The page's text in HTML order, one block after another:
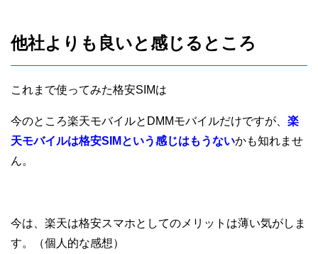
他社よりも良いと感じるところ
これまで使ってみた格安SIMは
今のところ楽天モバイルとDMMモバイルだけですが、 楽
天モバイルは格安SIMという感じはもうないかも知れませ
ん。
今は、楽天は格安スマホとしてのメリットは薄い気がしま
す。（個人的な感想）